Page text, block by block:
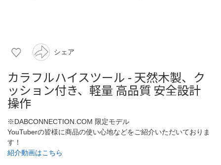
シェア
カラフルハイスツール - 天然木製、ク
ッション付き、軽量 高品質 安全設計
操作
※DABCONNECTION.COM 限定モデル
YouTuberの皆様に商品の使い心地などをご紹介いただいておりま
す！
紹介動画はこちら